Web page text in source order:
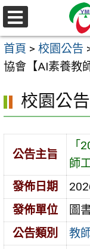
跳
至
主
要
容
區
選
單
首頁 > 校園公告
協會【AI素養教
校園公告
公告主旨
「
師
發佈日期
發佈單位
圖
公告類別
教